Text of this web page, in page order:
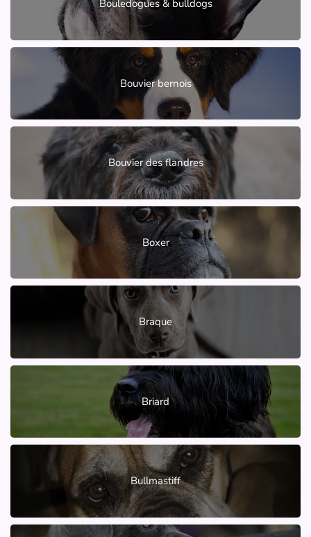
Bouledogues & bulldogs
Bouvier bernois
Bouvier des flandres
Boxer
Braque
Briard
Bullmastiff